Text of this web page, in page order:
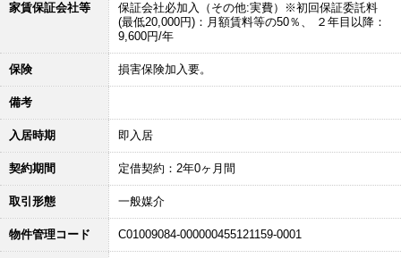
家賃保証会社等
保証会社必加入（その他:実費）※初回保証委託料
(最低20,000円)：月額賃料等の50％、 ２年目以降：
9,600円/年
保険 損害保険加入要。
備考
入居時期 即入居
契約期間 定借契約：2年0ヶ月間
取引形態 一般媒介
物件管理コード C01009084-000000455121159-0001